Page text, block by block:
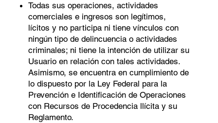
Todas sus operaciones, actividades
comerciales e ingresos son legítimos,
lícitos y no participa ni tiene vínculos con
ningún tipo de delincuencia o actividades
criminales; ni tiene la intención de utilizar su
Usuario en relación con tales actividades.
Asimismo, se encuentra en cumplimiento de
lo dispuesto por la Ley Federal para la
Prevención e Identiﬁcación de Operaciones
con Recursos de Procedencia llícita y su
Reglamento.